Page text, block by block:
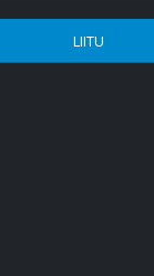
LIITU